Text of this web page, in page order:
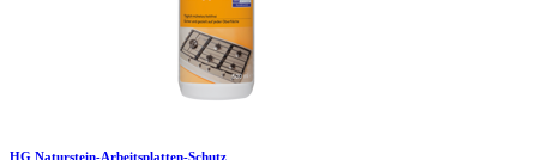
HG Naturstein-Arbeitsplatten-Schutz